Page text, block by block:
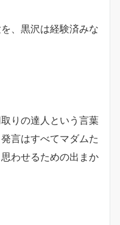
、黒沢は経験済みな
りの達人という言葉
言はすべてマダムた
わせるための出まか